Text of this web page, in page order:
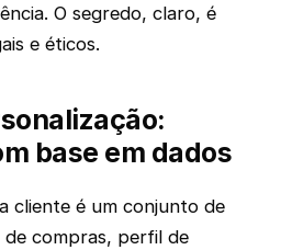
O segredo, claro, é
e éticos.
base em dados
cliente é um conjunto de
compras, perfil de